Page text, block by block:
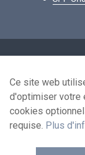
Ce site web
d'optimiser votre
cookies
requise. Plus